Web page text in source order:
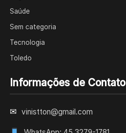
Saúde
Sem categoria
Tecnologia
Toledo
Informações de Contato
✉ vinistton@gmail.com